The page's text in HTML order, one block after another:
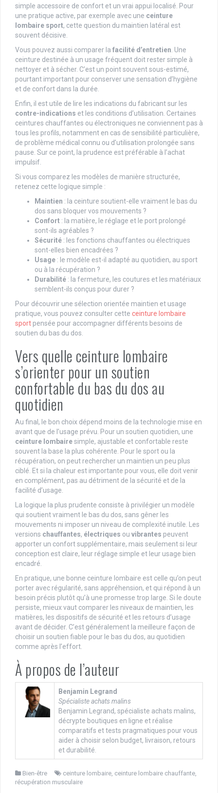
simple accessoire de confort et un vrai appui localisé. Pour
une pratique active, par exemple avec une ceinture
lombaire sport, cette question du maintien latéral est
souvent décisive.
Vous pouvez aussi comparer la facilité d’entretien . Une
ceinture destinée à un usage fréquent doit rester simple à
nettoyer et à sécher. C’est un point souvent sous-estimé,
pourtant important pour conserver une sensation d’hygiène
et de confort dans la durée.
Enfin, il est utile de lire les indications du fabricant sur les
contre-indications et les conditions d’utilisation. Certaines
ceintures chauffantes ou électroniques ne conviennent pas à
tous les profils, notamment en cas de sensibilité particulière,
de problème médical connu ou d’utilisation prolongée sans
pause. Sur ce point, la prudence est préférable à l’achat
impulsif.
Si vous comparez les modèles de manière structurée,
retenez cette logique simple :
Maintien : la ceinture soutient-elle vraiment le bas du
dos sans bloquer vos mouvements ?
Confort : la matière, le réglage et le port prolongé
sont-ils agréables ?
Sécurité : les fonctions chauffantes ou électriques
sont-elles bien encadrées ?
Usage : le modèle est-il adapté au quotidien, au sport
ou à la récupération ?
Durabilité : la fermeture, les coutures et les matériaux
semblent-ils conçus pour durer ?
Pour découvrir une sélection orientée maintien et usage
pratique, vous pouvez consulter cette ceinture lombaire
sport pensée pour accompagner différents besoins de
soutien du bas du dos.
Vers quelle ceinture lombaire
s’orienter pour un soutien
confortable du bas du dos au
quotidien
Au final, le bon choix dépend moins de la technologie mise en
avant que de l’usage prévu. Pour un soutien quotidien, une
ceinture lombairesimple, ajustable et confortable reste
souvent la base la plus cohérente. Pour le sport ou la
récupération, on peut rechercher un maintien un peu plus
ciblé. Et si la chaleur est importante pour vous, elle doit venir
en complément, pas au détriment de la sécurité et de la
facilité d’usage.
La logique la plus prudente consiste à privilégier un modèle
qui soutient vraiment le bas du dos, sans gêner les
mouvements ni imposer un niveau de complexité inutile. Les
versions chauffantes, électriques ou vibrantes peuvent
apporter un confort supplémentaire, mais seulement si leur
conception est claire, leur réglage simple et leur usage bien
encadré.
En pratique, une bonne ceinture lombaire est celle qu’on peut
porter avec régularité, sans appréhension, et qui répond à un
besoin précis plutôt qu’à une promesse trop large. Si le doute
persiste, mieux vaut comparer les niveaux de maintien, les
matières, les dispositifs de sécurité et les retours d’usage
avant de décider. C’est généralement la meilleure façon de
choisir un soutien fiable pour le bas du dos, au quotidien
comme après l’effort.
À propos de l’auteur
Benjamin Legrand
Spécialiste achats malins
Benjamin Legrand, spécialiste achats malins,
décrypte boutiques en ligne et réalise
comparatifs et tests pragmatiques pour vous
aider à choisir selon budget, livraison, retours
et durabilité.
Bien-être ceinture lombaire, ceinture lombaire chauffante,
récupération musculaire